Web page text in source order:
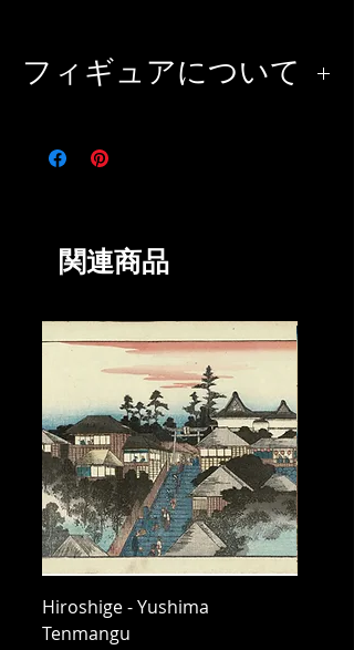
フィギュアについて
(Master Zeng) としてよく知られ、中国の哲
学者であり、孔子の弟子でした。[1] 彼は後
[1]彼は儒教の四聖人の 1 人として尊敬され
関連商品
Hiroshige - Yushima
Tenmangu